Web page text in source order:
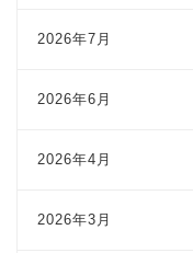
2026年7月
2026年6月
2026年4月
2026年3月